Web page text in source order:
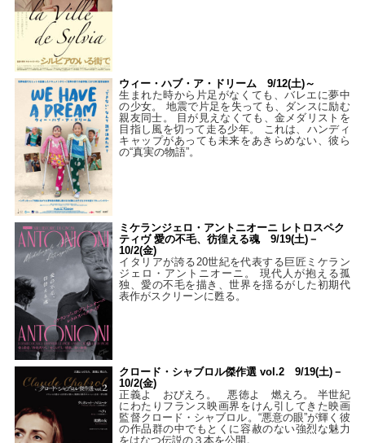
ウィー・ハブ・ア・ドリーム 9/12(土)～
生まれた時から片足がなくても、バレエに夢中
の少女。 地震で片足を失っても、ダンスに励む
親友同士。 目が見えなくても、金メダリストを
目指し風を切って走る少年。 これは、ハンディ
キャップがあっても未来をあきらめない、彼ら
の“真実の物語”。
ミケランジェロ・アントニオーニ レトロスペク
ティヴ 愛の不毛、彷徨える魂 9/19(土)－
10/2(金)
イタリアが誇る20世紀を代表する巨匠ミケラン
ジェロ・アントニオーニ。 現代人が抱える孤
独、愛の不毛を描き、世界を揺るがした初期代
表作がスクリーンに甦る。
クロード・シャブロル傑作選 vol.2 9/19(土)－
10/2(金)
正義よ おびえろ。 悪徳よ 燃えろ。 半世紀
にわたりフランス映画界をけん引してきた映画
監督クロード・シャブロル。“悪意の眼”が輝く彼
の作品群の中でもとくに容赦のない強烈な魅力
をはなつ伝説の３本を公開。